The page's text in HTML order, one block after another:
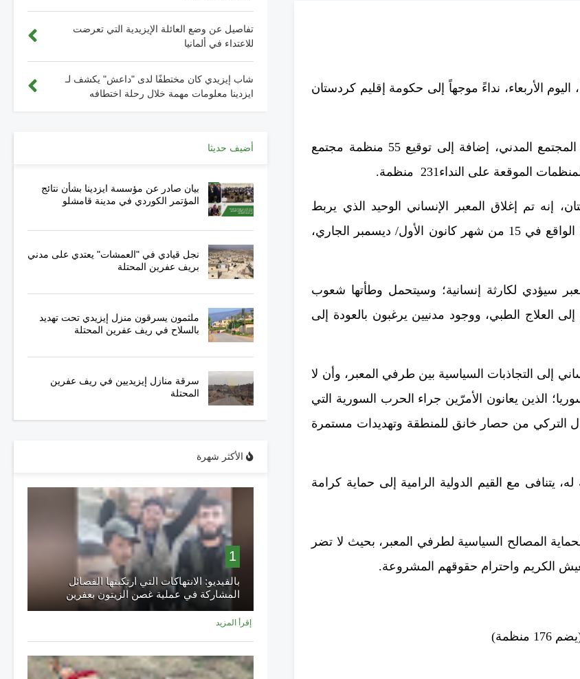
الأربعاء، نداءً موجهاً إلى حكومة إقليم كردستان
وتضمن النداء توقيع 176 منظمة منضوية إلى تحالف منظمات المجتمع المدني، إضافة إلى توقيع 55 منظمة مجتمع
على النداء231 منظمة.
إنه تم إغلاق المعبر الإنساني الوحيد الذي يربط
مناطق شمال شرق سوريا مع إقليم كردستان، منذ يوم الأربعاء الواقع في 15 من شهر كانون الأول/ ديسمبر الجاري،
سيؤدي لكارثة إنسانية؛ وسيتحمل وطأتها شعوب
الطبي، ووجود مدنيين يرغبون بالعودة إلى
إلى التجاذبات السياسية بين طرفي المعبر، وأن لا
الذين يعانون الأمرّين جراء الحرب السورية التي
التركي من حصار خانق للمنطقة وتهديدات مستمرة
يتنافى مع القيم الدولية الرامية إلى حماية كرامة
المصالح السياسية لطرفي المعبر، بحيث لا تضر
الكريم واحترام حقوقهم المشروعة.
تفاصيل عن وضع العائلة الإيزيدية التي تعرضت
للاعتداء في ألمانيا
شاب إيزيدي كان مختطفًا لدى "داعش" يكشف لـ
ايزدينا معلومات مهمة خلال رحلة اختطافه
أضيف حديثا
بيان صادر عن مؤسسة ايزدينا بشأن نتائج
المؤتمر الكوردي في مدينة قامشلو
نجل قيادي في "العمشات" يعتدي على مدني
بريف عفرين المحتلة
ملثمون يسرقون منزل إيزيدي تحت تهديد
بالسلاح في ريف عفرين المحتلة
سرقة منازل إيزيديين في ريف عفرين
المحتلة
الأكثر شهرة
1
بالفيديو: الانتهاكات التي ارتكبتها الفصائل
المشاركة في عملية غصن الزيتون بعفرين
إقرأ المزيد